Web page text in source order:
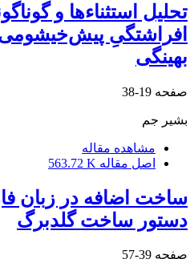
تحلیل استثناءها و
افراشتگیِ
بهینگی
صفحه 19-38
بشیر جم
مشاهده مقاله
اصل مقاله 563.72 K
ساخت اضافه در زبان
دستور ساخت گلدبرگ
صفحه 39-57